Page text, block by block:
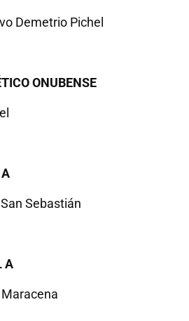
Demetrio Pichel
ONUBENSE
Sebastián
A